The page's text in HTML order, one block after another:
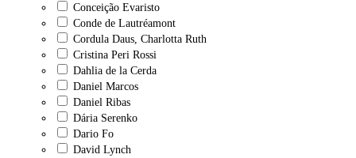
Conceição Evaristo
Conde de Lautréamont
Cordula Daus, Charlotta Ruth
Cristina Peri Rossi
Dahlia de la Cerda
Daniel Marcos
Daniel Ribas
Dária Serenko
Dario Fo
David Lynch